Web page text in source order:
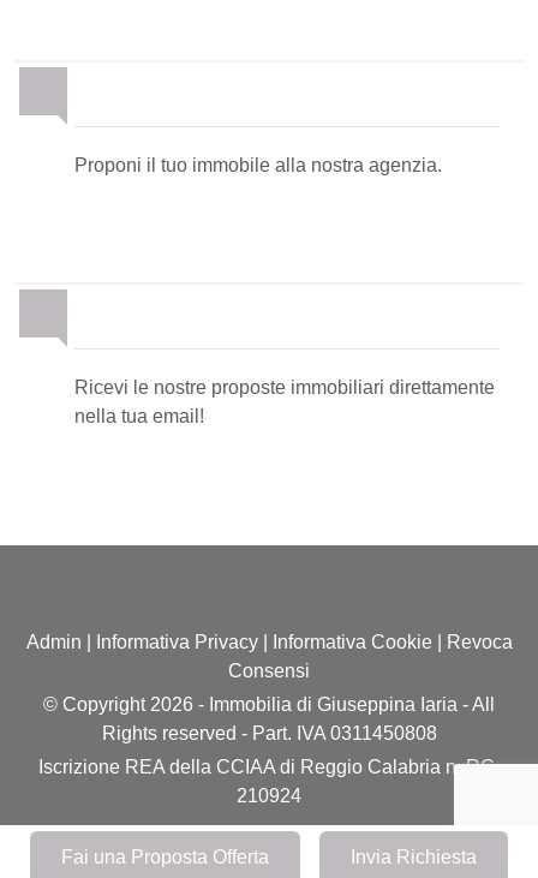
Fai una Proposta Offerta Invia Richiesta
Proponi il tuo immobile alla nostra agenzia.
Ricevi le nostre proposte immobiliari direttamente
nella tua email!
Admin Informativa Privacy| Informativa Cookie
Revoca
Consensi
© Copyright 2026 - Immobilia di Giuseppina Iaria - All
Rights reserved - Part. IVA 0311450808
Iscrizione REA della CCIAA di Reggio Calabria n. RC-
210924
Software gestionale immobiliare - GestionaleRe.it